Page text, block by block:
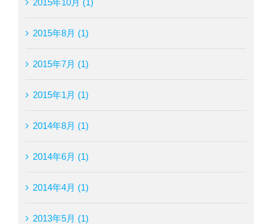
2015年8月 (1)
2015年7月 (1)
2015年1月 (1)
2014年8月 (1)
2014年6月 (1)
2014年4月 (1)
2013年5月 (1)